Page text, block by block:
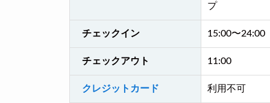
プ
チェックイン 15:00〜24:00
チェックアウト 11:00
クレジットカード 利用不可